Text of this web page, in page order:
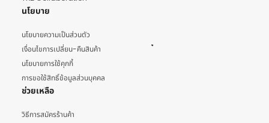
นโยบาย
นโยบายความเป็นส่วนตัว
เงื่อนไขการเปลี่ยน-คืนสินค้า
นโยบายการใช้คุกกี้
การขอใช้สิทธิ์ข้อมูลส่วนบุคคล
ช่วยเหลือ
วิธีการสมัครร้านค้า